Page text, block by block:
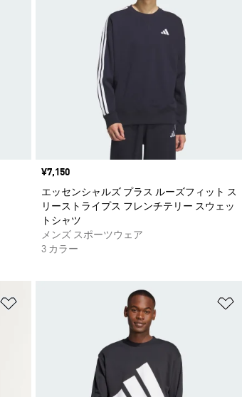
価格
¥7,150
エッセンシャルズ プラス ルーズフィット ス
リーストライプス フレンチテリー スウェッ
トシャツ
メンズ スポーツウェア
3 カラー
ほしいものリストに追加